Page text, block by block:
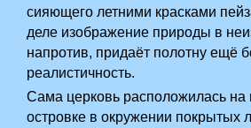
сияющего летними красками
деле изображение природы в
напротив, придаёт полотну ещё
реалистичность.
Сама церковь расположилась
островке в окружении покрытых